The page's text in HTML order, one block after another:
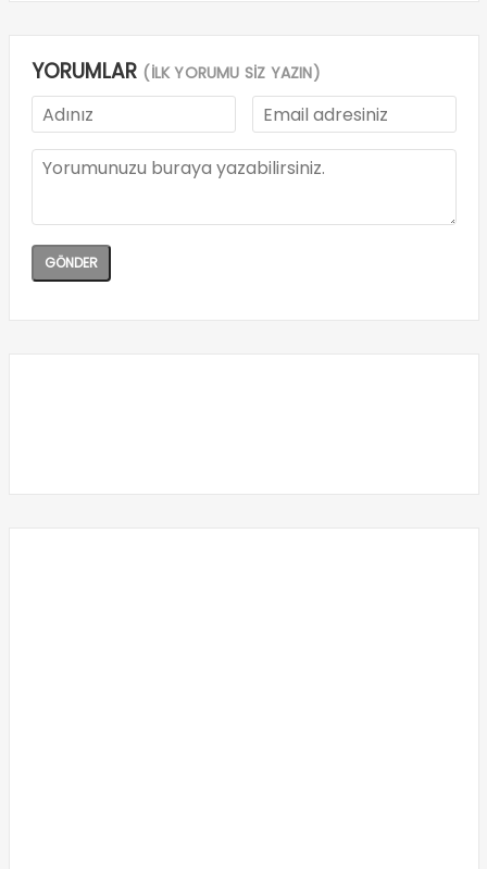
YORUMLAR (İLK YORUMU SİZ YAZIN)